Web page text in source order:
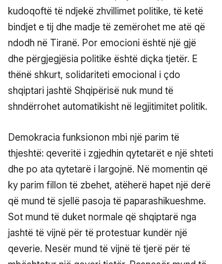
kudoqoftë të ndjekë zhvillimet politike, të ketë
bindjet e tij dhe madje të zemërohet me atë që
ndodh në Tiranë. Por emocioni është një gjë
dhe përgjegjësia politike është diçka tjetër. E
thënë shkurt, solidariteti emocional i çdo
shqiptari jashtë Shqipërisë nuk mund të
shndërrohet automatikisht në legjitimitet politik.
Demokracia funksionon mbi një parim të
thjeshtë: qeveritë i zgjedhin qytetarët e një shteti
dhe po ata qytetarë i largojnë. Në momentin që
ky parim fillon të zbehet, atëherë hapet një derë
që mund të sjellë pasoja të paparashikueshme.
Sot mund të duket normale që shqiptarë nga
jashtë të vijnë për të protestuar kundër një
qeverie. Nesër mund të vijnë të tjerë për të